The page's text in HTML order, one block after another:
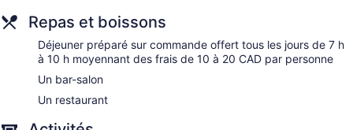
Repas et boissons
Déjeuner préparé sur commande offert tous les jours de 7 h
à 10 h moyennant des frais de 10 à 20 CAD par personne
Un bar-salon
Un restaurant